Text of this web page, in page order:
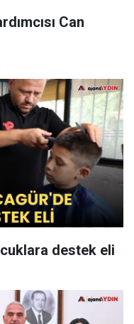
Can
destek eli